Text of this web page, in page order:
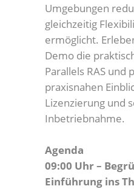
Umgebungen
gleichzeitig
ermöglicht.
Demo die
Parallels RAS und
praxisnahen
Lizenzierung und
Inbetriebnahme.
Agenda
09:00 Uhr –
Einführung ins